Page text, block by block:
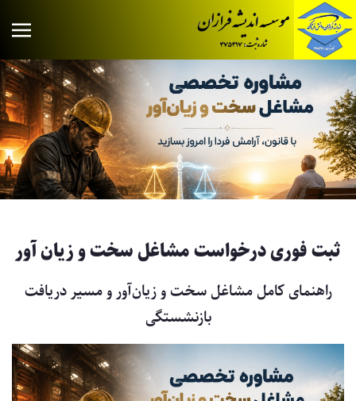
ثبت فوری درخواست مشاغل سخت و زیان آور
راهنمای کامل مشاغل سخت و زیان‌آور و مسیر دریافت
بازنشستگی